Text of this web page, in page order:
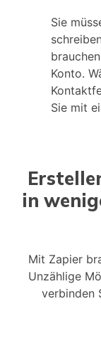
in
Mit Zapier
Unzählige
verbinden
Sie
Konto.
Sie mit